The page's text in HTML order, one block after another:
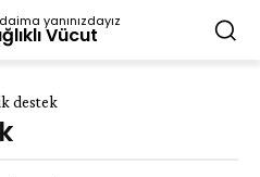
yanınızdayız
Vücut
destek